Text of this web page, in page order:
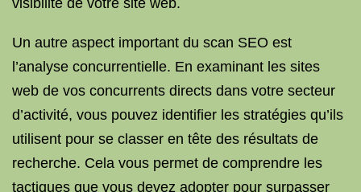
visibilité de votre site web.
Un autre aspect important du scan SEO est
l’analyse concurrentielle. En examinant les sites
web de vos concurrents directs dans votre secteur
d’activité, vous pouvez identifier les stratégies qu’ils
utilisent pour se classer en tête des résultats de
recherche. Cela vous permet de comprendre les
tactiques que vous devez adopter pour surpasser